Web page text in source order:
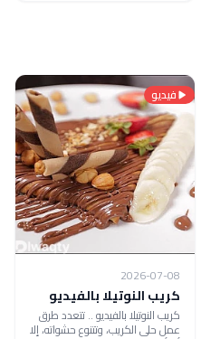
فيديو
2026-07-08
كريب النوتيلا بالفيديو
كريب النوتيلا بالفيديو .. تتعدد طرق
عمل حلى الكريب، وتتنوع حشواته، إلا